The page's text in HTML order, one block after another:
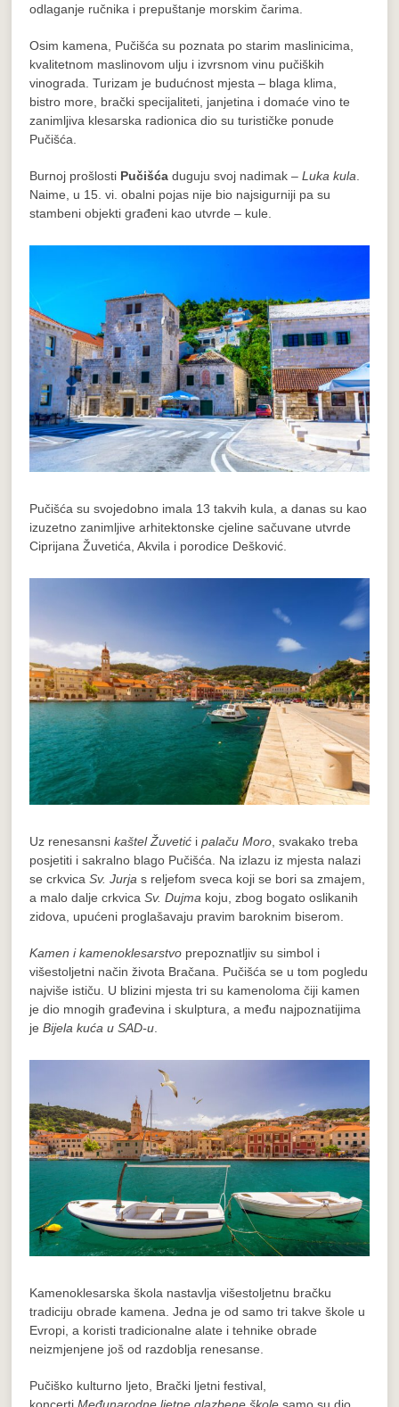
odlaganje ručnika i prepuštanje morskim čarima.
Osim kamena, Pučišća su poznata po starim maslinicima,
kvalitetnom maslinovom ulju i izvrsnom vinu pučiških
vinograda. Turizam je budućnost mjesta – blaga klima,
bistro more, brački specijaliteti, janjetina i domaće vino te
zanimljiva klesarska radionica dio su turističke ponude
Pučišća.
Burnoj prošlosti Pučišća duguju svoj nadimak –Luka kula
Naime, u 15. vi. obalni pojas nije bio najsigurniji pa su
stambeni objekti građeni kao utvrde – kule.
Pučišća su svojedobno imala 13 takvih kula, a danas su kao
izuzetno zanimljive arhitektonske cjeline sačuvane utvrde
Ciprijana Žuvetića, Akvila i porodice Dešković.
Uz renesansnikaštel Žuvetić ipalaču Moro , svakako treba
posjetiti i sakralno blago Pučišća. Na izlazu iz mjesta nalazi
se crkvicaSv. Jurja s reljefom sveca koji se bori sa zmajem,
a malo dalje crkvicaSv. Dujma koju, zbog bogato oslikanih
zidova, upućeni proglašavaju pravim baroknim biserom.
Kamen i kamenoklesarstvo prepoznatljiv su simbol i
višestoljetni način života Bračana. Pučišća se u tom pogledu
najviše ističu. U blizini mjesta tri su kamenoloma čiji kamen
je dio mnogih građevina i skulptura, a među najpoznatijima
jeBijela kuća u SAD-u
Kamenoklesarska škola nastavlja višestoljetnu bračku
tradiciju obrade kamena. Jedna je od samo tri takve škole u
Evropi, a koristi tradicionalne alate i tehnike obrade
neizmjenjene još od razdoblja renesanse.
Pučiško kulturno ljeto, Brački ljetni festival,